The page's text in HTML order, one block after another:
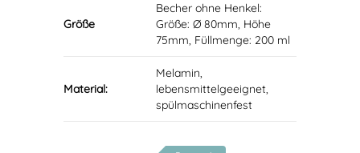
Größe
Becher ohne Henkel:
Größe: Ø 80mm, Höhe
75mm, Füllmenge: 200 ml
Material:
Melamin,
lebensmittelgeeignet,
spülmaschinenfest